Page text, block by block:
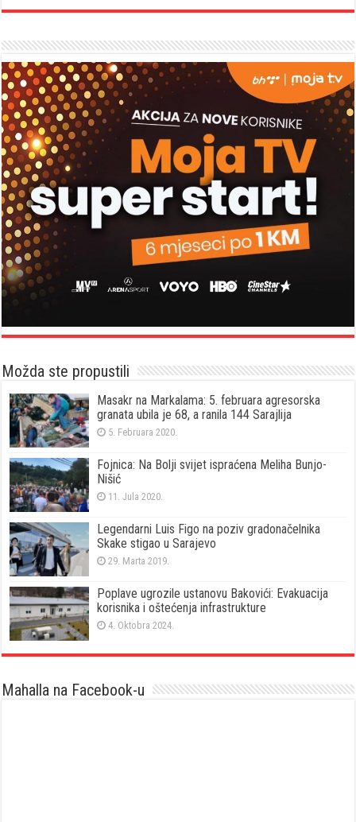
Možda ste propustili
Masakr na Markalama: 5. februara agresorska
granata ubila je 68, a ranila 144 Sarajlija
5. Februara 2020.
Fojnica: Na Bolji svijet ispraćena Meliha Bunjo-
Nišić
11. Jula 2020.
Legendarni Luis Figo na poziv gradonačelnika
Skake stigao u Sarajevo
29. Marta 2019.
Poplave ugrozile ustanovu Bakovići: Evakuacija
korisnika i oštećenja infrastrukture
4. Oktobra 2024.
Mahalla na Facebook-u